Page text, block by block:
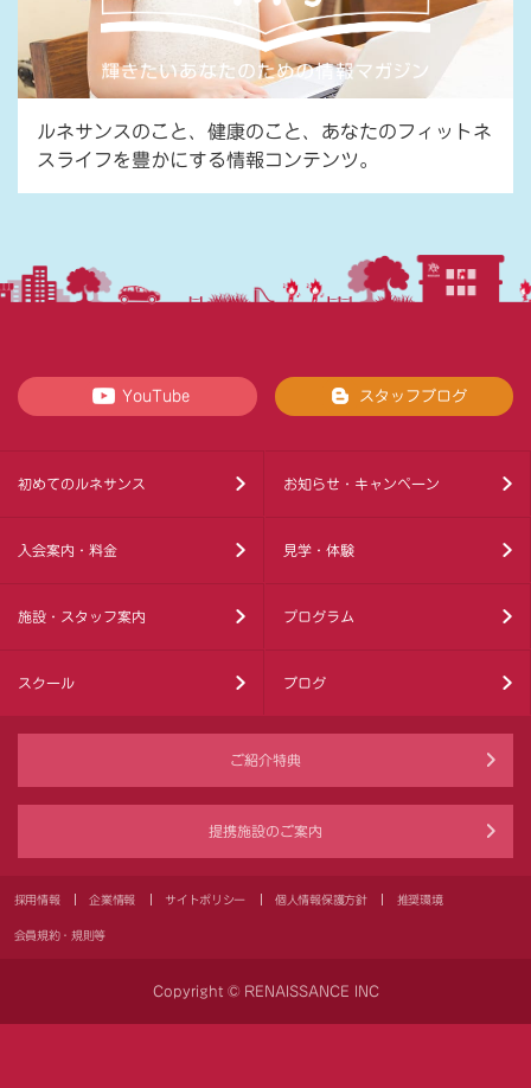
ルネサンスのこと、健康のこと、あなたのフィットネ
スライフを豊かにする情報コンテンツ。
YouTube スタッフブログ
初めてのルネサンス お知らせ・キャンペーン
入会案内・料金 見学・体験
施設・スタッフ案内 プログラム
スクール ブログ
ご紹介特典
提携施設のご案内
採用情報 企業情報 サイトポリシー 個人情報保護方針 推奨環境
会員規約・規則等
Copyright © RENAISSANCE INC